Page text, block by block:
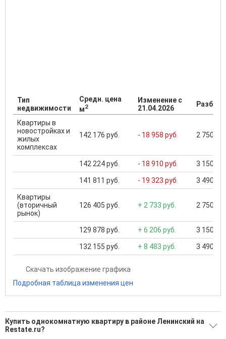
Тип
недвижимости
Средн. цена
м2
Изменение с
21.04.2026
Квартиры в
новостройках и
жилых
комплексах
142 176 руб. - 18 958 руб. 2 750
142 224 руб. - 18 910 руб. 3 150
141 811 руб. - 19 323 руб. 3 490
Квартиры
(вторичный
рынок)
126 405 руб. + 2 733 руб. 2 750
129 878 руб. + 6 206 руб. 3 150
132 155 руб. + 8 483 руб. 3 490
Скачать изображение графика
Подробная таблица изменения цен
Купить однокомнатную квартиру в районе Ленинский на
Restate.ru?